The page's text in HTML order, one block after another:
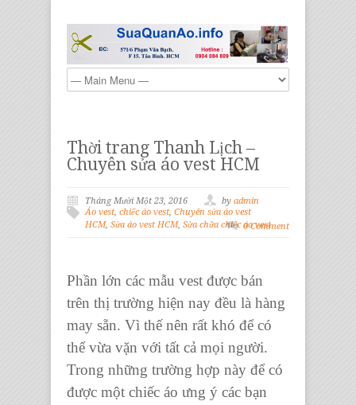
Thời trang Thanh Lịch –
Chuyên sửa áo vest HCM
Tháng Mười Một 23, 2016 by admin
Áo vest, chiếc áo vest, Chuyên sửa áo vest
HCM, Sửa áo vest HCM, Sửa chữa chiếc áo vest
0 Comment
Phần lớn các mẫu vest được bán
trên thị trường hiện nay đều là hàng
may sẵn. Vì thế nên rất khó để có
thể vừa vặn với tất cả mọi người.
Trong những trường hợp này để có
được một chiếc áo ưng ý các bạn